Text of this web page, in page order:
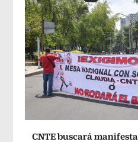
CNTE buscará